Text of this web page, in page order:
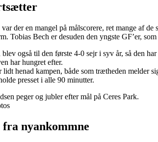
der en mangel på målscorere, ret mange af
Tobias Bech er desuden den yngste GF’er,
også til den første 4-0 sejr i syv år, så den
har hungret efter.
lidt henad kampen, både som trætheden melder
presset i alle 90 minutter.
nyankommne